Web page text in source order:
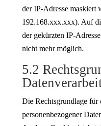
der IP-Adresse maskiert
192.168.xxx.xxx). Auf
der gekürzten IP-
nicht mehr möglich.
5.2
Die Rechtsgrundlage für
personenbezogener